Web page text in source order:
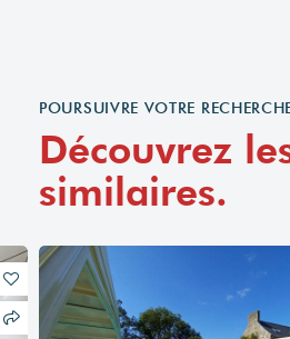
POURSUIVRE VOTRE
Découvrez
similaires.